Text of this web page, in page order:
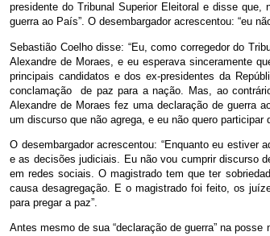
presidente do Tribunal Superior Eleitoral e disse que,
guerra ao País”. O desembargador acrescentou: “eu
Sebastião Coelho disse: “Eu, como corregedor do
Alexandre de Moraes, e eu esperava sinceramente
principais candidatos e dos ex-presidentes da
conclamação de paz para a nação. Mas, ao
Alexandre de Moraes fez uma declaração de guerra
um discurso que não agrega, e eu não quero participar
O desembargador acrescentou: “Enquanto eu estiver
e as decisões judiciais. Eu não vou cumprir discurso
em redes sociais. O magistrado tem que ter
causa desagregação. E o magistrado foi feito, os
para pregar a paz”.
Antes mesmo de sua “declaração de guerra” na